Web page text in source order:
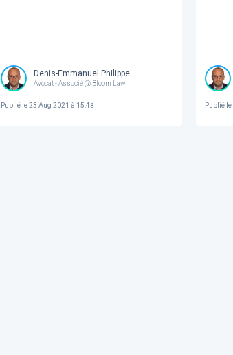
Denis-Emmanuel Philippe
Avocat - Associé @ Bloom Law
Publié le23 Aug 2021 à 15:48 Publié le